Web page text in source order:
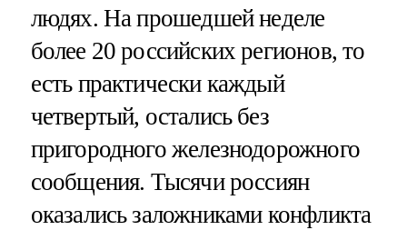
людях. На прошедшей неделе
более 20 российских регионов, то
есть практически каждый
четвертый, остались без
пригородного железнодорожного
сообщения. Тысячи россиян
оказались заложниками конфликта